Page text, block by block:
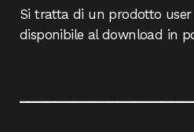
Si tratta di un prodotto
disponibile al download in